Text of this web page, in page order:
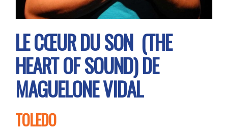
LE CŒUR DU SON (THE
HEART OF SOUND) DE
MAGUELONE VIDAL
TOLEDO